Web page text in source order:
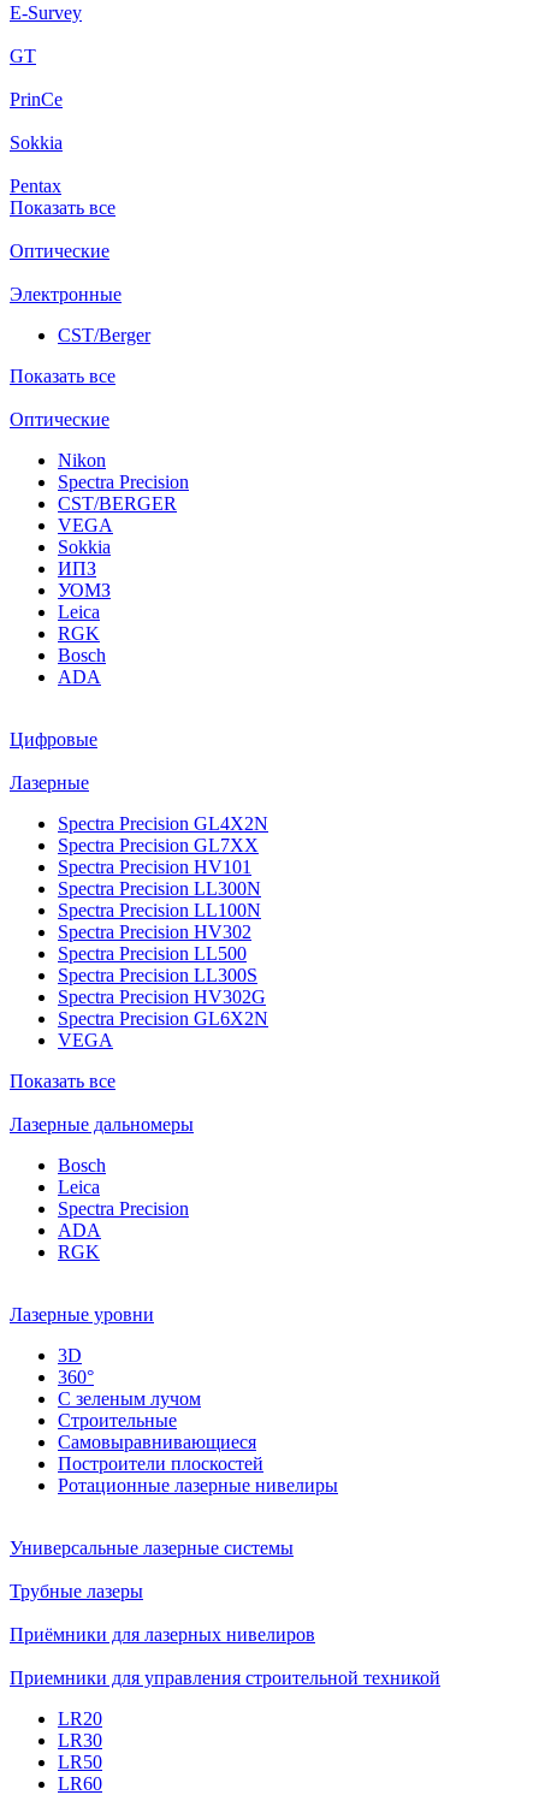
E-Survey
GT
PrinCe
Sokkia
Pentax
Показать все
Оптические
Электронные
CST/Berger
Показать все
Оптические
Nikon
Spectra Precision
CST/BERGER
VEGA
Sokkia
ИПЗ
УОМЗ
Leica
RGK
Bosch
ADA
Цифровые
Лазерные
Spectra Precision GL4X2N
Spectra Precision GL7XX
Spectra Precision HV101
Spectra Precision LL300N
Spectra Precision LL100N
Spectra Precision HV302
Spectra Precision LL500
Spectra Precision LL300S
Spectra Precision HV302G
Spectra Precision GL6X2N
VEGA
Показать все
Лазерные дальномеры
Bosch
Leica
Spectra Precision
ADA
RGK
Лазерные уровни
3D
360°
С зеленым лучом
Строительные
Самовыравнивающиеся
Построители плоскостей
Ротационные лазерные нивелиры
Универсальные лазерные системы
Трубные лазеры
Приёмники для лазерных нивелиров
Приемники для управления строительной техникой
LR20
LR30
LR50
LR60